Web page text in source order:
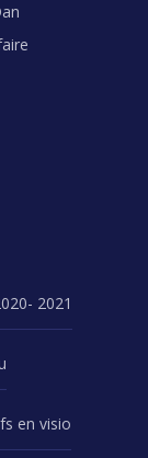
2021
en visio